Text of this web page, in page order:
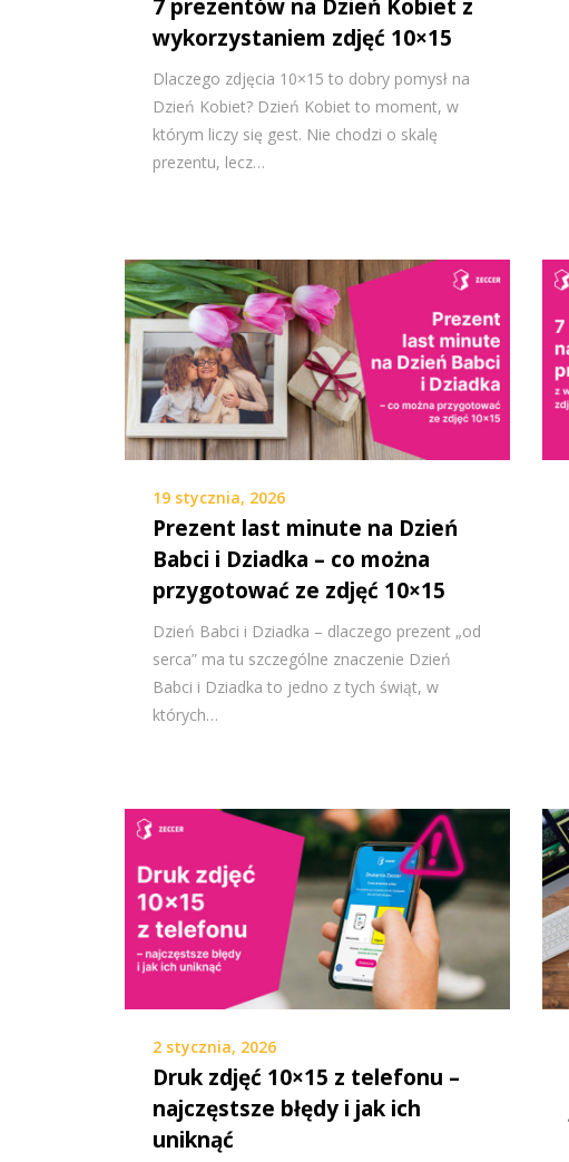
7 prezentów na Dzień Kobiet z
wykorzystaniem zdjęć 10×15
Dlaczego zdjęcia 10×15 to dobry pomysł na
Dzień Kobiet? Dzień Kobiet to moment, w
którym liczy się gest. Nie chodzi o skalę
prezentu, lecz…
19 stycznia, 2026
Prezent last minute na Dzień
Babci i Dziadka – co można
przygotować ze zdjęć 10×15
Dzień Babci i Dziadka – dlaczego prezent „od
serca” ma tu szczególne znaczenie Dzień
Babci i Dziadka to jedno z tych świąt, w
których…
2 stycznia, 2026
Druk zdjęć 10×15 z telefonu –
najczęstsze błędy i jak ich
uniknąć